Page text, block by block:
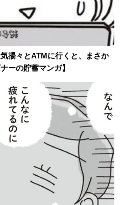
揚々とATMに行くと、まさか
ーの貯蓄マンガ】